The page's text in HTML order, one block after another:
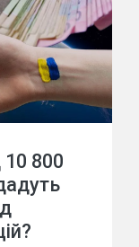
10 800